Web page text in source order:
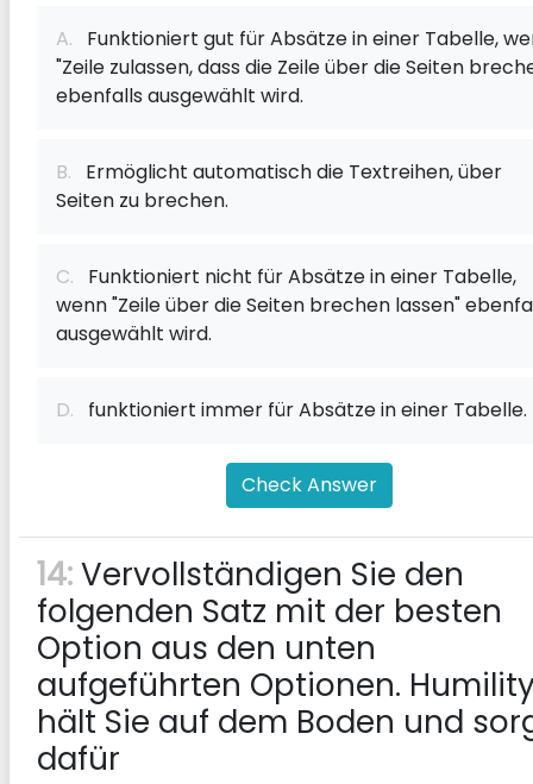
A. Funktioniert gut für Absätze in einer Tabelle,
"Zeile zulassen, dass die Zeile über die Seiten
ebenfalls ausgewählt wird.
B. Ermöglicht automatisch die Textreihen, über
Seiten zu brechen.
C. Funktioniert nicht für Absätze in einer Tabelle,
wenn "Zeile über die Seiten brechen lassen"
ausgewählt wird.
D. funktioniert immer für Absätze in einer Tabelle.
Check Answer
14:Vervollständigen Sie den
folgenden Satz mit der besten
Option aus den unten
aufgeführten Optionen.
hält Sie auf dem Boden und
dafür